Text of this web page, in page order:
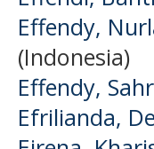
Effendy,
(Indonesia)
Effendy,
Efrilianda,